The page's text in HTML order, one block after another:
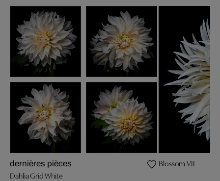
dernières pièces
Dahlia Grid White
Blossom VII